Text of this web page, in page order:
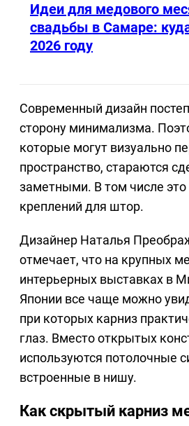
Идеи для медового
свадьбы в Самаре:
2026 году
Современный дизайн
сторону минимализма.
которые могут визуально
пространство, стараются
заметными. В том числе это
креплений для штор.
Дизайнер Наталья
отмечает, что на крупных
интерьерных выставках в
Японии все чаще можно
при которых карниз
глаз. Вместо открытых
используются потолочные
встроенные в нишу.
Как скрытый карниз